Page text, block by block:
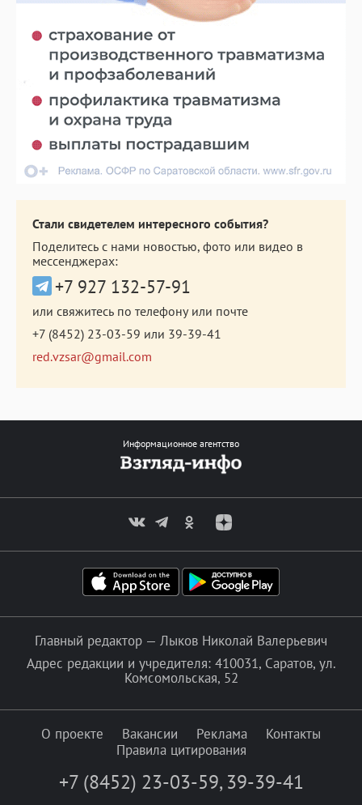
Стали свидетелем интересного события?
Поделитесь с нами новостью, фото или видео в
мессенджерах:
+7 927 132-57-91
или свяжитесь по телефону или почте
+7 (8452) 23-03-59 или 39-39-41
red.vzsar@gmail.com
Информационное агентство
Главный редактор — Лыков Николай Валерьевич
Адрес редакции и учредителя: 410031, Саратов, ул.
Комсомольская, 52
О проекте Вакансии Реклама
Контакты
Правила цитирования
+7 (8452) 23-03-59, 39-39-41